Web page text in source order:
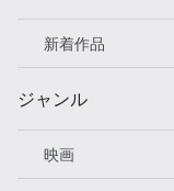
新着作品
ジャンル
映画